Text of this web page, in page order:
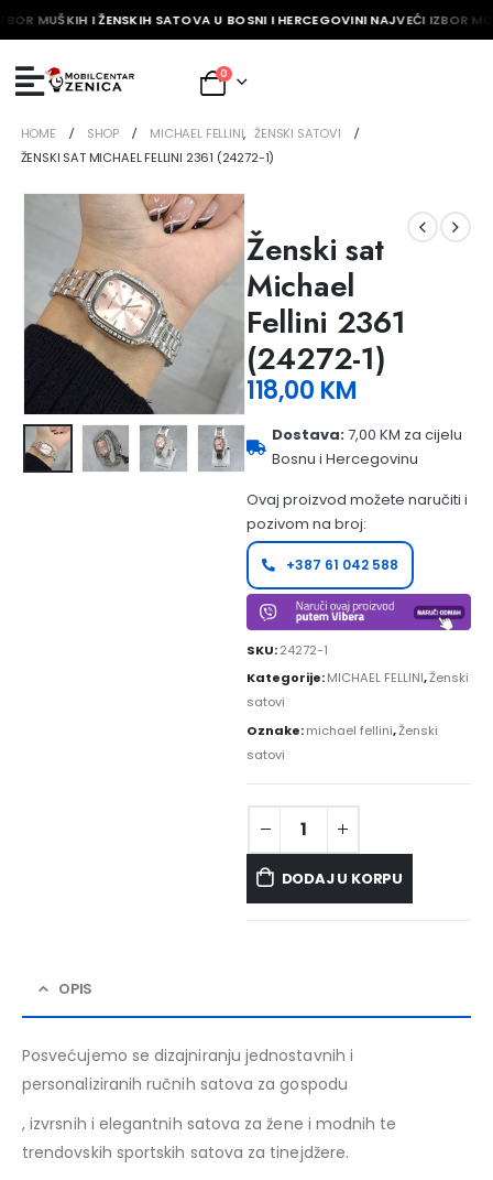
MUŠKIH I ŽENSKIH SATOVA U BOSNI I HERCEGOVINI NAJVEĆI IZBOR
0
HOME SHOP MICHAEL FELLINI, ŽENSKI SATOVI
ŽENSKI SAT MICHAEL FELLINI 2361 (24272-1)
Ženski sat
Michael
Fellini 2361
(24272-1)
118,00 KM
Dostava:7,00 KM za cijelu
Bosnu i Hercegovinu
Ovaj proizvod možete naručiti i
pozivom na broj:
+387 61 042 588
SKU:24272-1
Kategorije:MICHAEL FELLINI,Ženski
satovi
Oznake:michael fellini,Ženski
satovi
DODAJ U KORPU
OPIS
Posvećujemo se dizajniranju jednostavnih i
personaliziranih ručnih satova za gospodu
, izvrsnih i elegantnih satova za žene i modnih te
trendovskih sportskih satova za tinejdžere.